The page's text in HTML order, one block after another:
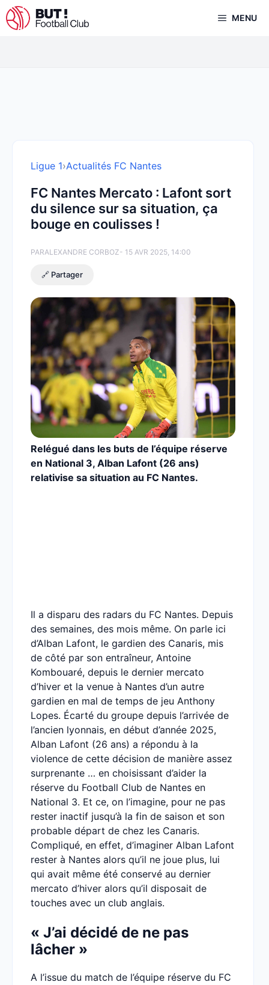
Aller
au
MENU
Ligue 1›Actualités FC Nantes
FC Nantes Mercato : Lafont sort
du silence sur sa situation, ça
bouge en coulisses !
PARALEXANDRE CORBOZ- 15 AVR 2025, 14:00
🔗 Partager
Relégué dans les buts de l’équipe réserve
en National 3, Alban Lafont (26 ans)
relativise sa situation au FC Nantes.
Il a disparu des radars du FC Nantes. Depuis
des semaines, des mois même. On parle ici
d’Alban Lafont, le gardien des Canaris, mis
de côté par son entraîneur, Antoine
Kombouaré, depuis le dernier mercato
d’hiver et la venue à Nantes d’un autre
gardien en mal de temps de jeu Anthony
Lopes. Écarté du groupe depuis l’arrivée de
l’ancien lyonnais, en début d’année 2025,
Alban Lafont (26 ans) a répondu à la
violence de cette décision de manière assez
surprenante … en choisissant d’aider la
réserve du Football Club de Nantes en
National 3. Et ce, on l’imagine, pour ne pas
rester inactif jusqu’à la fin de saison et son
probable départ de chez les Canaris.
Compliqué, en effet, d’imaginer Alban Lafont
rester à Nantes alors qu’il ne joue plus, lui
qui avait même été conservé au dernier
mercato d’hiver alors qu’il disposait de
touches avec un club anglais.
« J’ai décidé de ne pas
lâcher »
A l’issue du match de l’équipe réserve du FC